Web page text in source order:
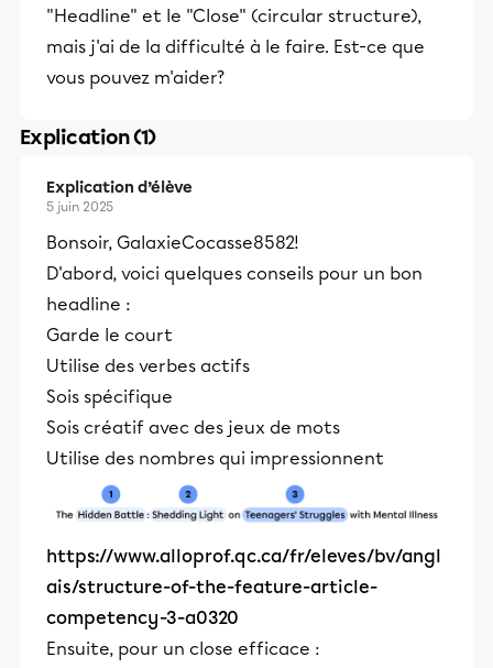
"Headline" et le "Close" (circular structure),
mais j'ai de la difficulté à le faire. Est-ce que
vous pouvez m'aider?
Explication (1)
Explication d’élève
5 juin 2025
Bonsoir, GalaxieCocasse8582!
D'abord, voici quelques conseils pour un bon
headline :
Garde le court
Utilise des verbes actifs
Sois spécifique
Sois créatif avec des jeux de mots
Utilise des nombres qui impressionnent
https://www.alloprof.qc.ca/fr/eleves/bv/angl
ais/structure-of-the-feature-article-
competency-3-a0320
Ensuite, pour un close efficace :